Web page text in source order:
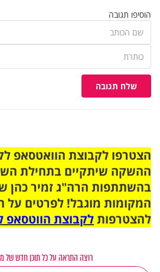
הוסיפו תגובה
שלח תגובה
ההשקה שיתקיים בתחילת
בהשתתפות הרה"ג זמיר כהן
המקומות מוגבל! לפרטים על
להצטרפותלקבוצת הווטסאפ
רוצה התראה על כל תוכן חדש של